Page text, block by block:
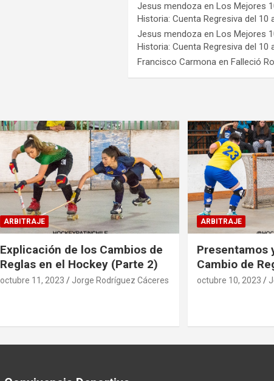
Jesus mendoza enLos Mejores
Historia: Cuenta Regresiva del 10
Jesus mendoza enLos Mejores
Historia: Cuenta Regresiva del 10
Francisco Carmona enFalleció
ARBITRAJE
Explicación de los Cambios de
Reglas en el Hockey (Parte 2)
octubre 11, 2023 Jorge Rodríguez Cáceres
ARBITRAJE
Presentamos
Cambio de
octubre 10, 2023